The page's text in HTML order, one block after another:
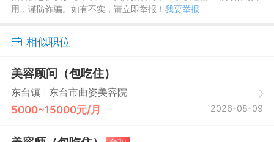
用，谨防诈骗。如有不实，请立即举报！ 我要举报
相似职位
美容顾问（包吃住）
东台镇 东台市曲姿美容院
5000~15000元/月 2026-08-09